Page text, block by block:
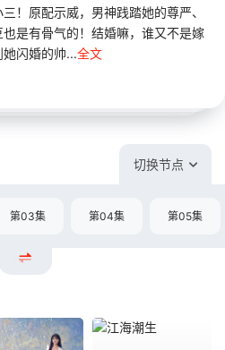
！原配示威，男神践踏她的尊严、
是有骨气的！结婚嘛，谁又不是嫁
闪婚的帅...全文
切换节点
第03集 第04集 第05集